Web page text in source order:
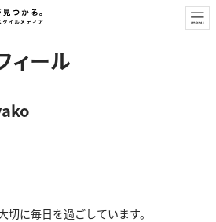
ィール
切に毎日を過ごしています。